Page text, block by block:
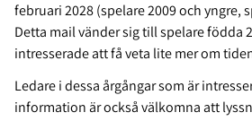
februari 2028 (spelare 2009 och yngre,
Detta mail vänder sig till spelare födda
intresserade att få veta lite mer om
Ledare i dessa årgångar som är
information är också välkomna att